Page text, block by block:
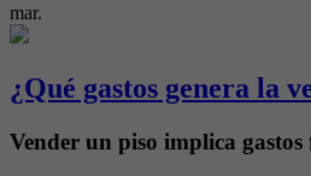
mar.
¿Qué gastos genera la
Vender un piso implica gastos